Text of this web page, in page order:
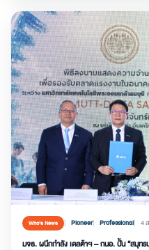
Who’s News Pioneer Professional 4
มจธ. ผนึกกำลัง เดลต้าฯ – กนอ. ปั้น “สมุท